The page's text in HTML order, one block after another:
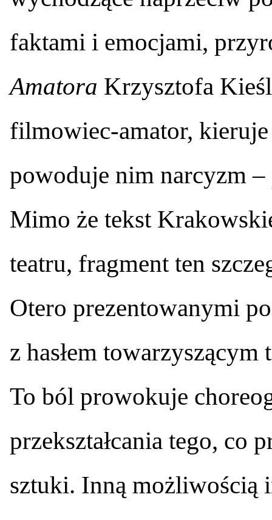
faktami i emocjami,
Amatora Krzysztofa
filmowiec-amator,
powoduje nim narcyzm
Mimo że tekst
teatru, fragment ten
Otero prezentowanymi
z hasłem
To ból prowokuje
przekształcania tego, co
sztuki. Inną możliwością